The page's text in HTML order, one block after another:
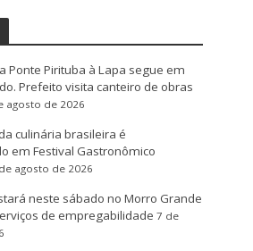
Ponte Pirituba à Lapa segue em
Prefeito visita canteiro de obras
agosto de 2026
culinária brasileira é
em Festival Gastronômico
agosto de 2026
neste sábado no Morro Grande
de empregabilidade 7 de